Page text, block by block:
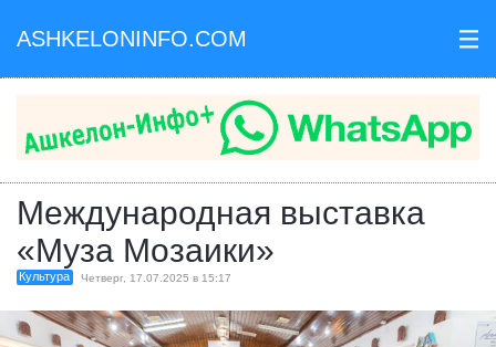
ASHKELONINFO.COM III
Международная выставка
«Муза Мозаики»
Культура Четверг, 17.07.2025 в 15:17